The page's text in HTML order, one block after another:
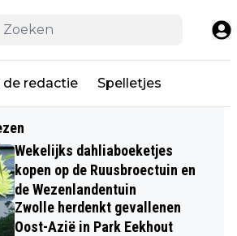
redactie Spelletjes
Wekelijks dahliaboeketjes
kopen op de Ruusbroectuin en
de Wezenlandentuin
Zwolle herdenkt gevallenen
Oost-Azië in Park Eekhout